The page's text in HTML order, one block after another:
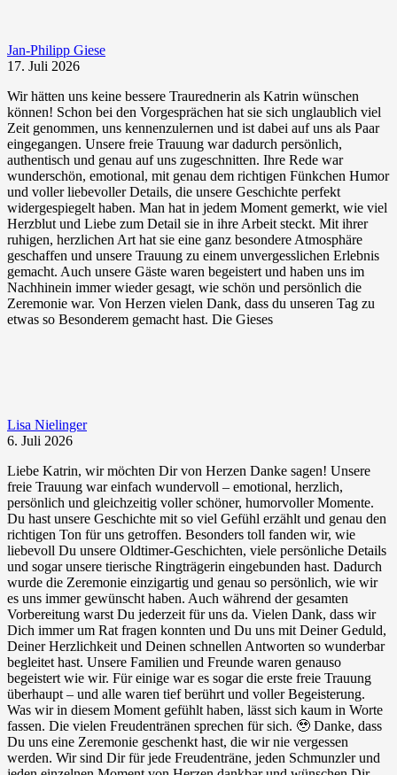
Jan-Philipp Giese
17. Juli 2026
Wir hätten uns keine bessere Traurednerin als Katrin wünschen
können! Schon bei den Vorgesprächen hat sie sich unglaublich viel
Zeit genommen, uns kennenzulernen und ist dabei auf uns als Paar
eingegangen. Unsere freie Trauung war dadurch persönlich,
authentisch und genau auf uns zugeschnitten. Ihre Rede war
wunderschön, emotional, mit genau dem richtigen Fünkchen Humor
und voller liebevoller Details, die unsere Geschichte perfekt
widergespiegelt haben. Man hat in jedem Moment gemerkt, wie viel
Herzblut und Liebe zum Detail sie in ihre Arbeit steckt. Mit ihrer
ruhigen, herzlichen Art hat sie eine ganz besondere Atmosphäre
geschaffen und unsere Trauung zu einem unvergesslichen Erlebnis
gemacht. Auch unsere Gäste waren begeistert und haben uns im
Nachhinein immer wieder gesagt, wie schön und persönlich die
Zeremonie war. Von Herzen vielen Dank, dass du unseren Tag zu
etwas so Besonderem gemacht hast. Die Gieses
Lisa Nielinger
6. Juli 2026
Liebe Katrin, wir möchten Dir von Herzen Danke sagen! Unsere
freie Trauung war einfach wundervoll – emotional, herzlich,
persönlich und gleichzeitig voller schöner, humorvoller Momente.
Du hast unsere Geschichte mit so viel Gefühl erzählt und genau den
richtigen Ton für uns getroffen. Besonders toll fanden wir, wie
liebevoll Du unsere Oldtimer-Geschichten, viele persönliche Details
und sogar unsere tierische Ringträgerin eingebunden hast. Dadurch
wurde die Zeremonie einzigartig und genau so persönlich, wie wir
es uns immer gewünscht haben. Auch während der gesamten
Vorbereitung warst Du jederzeit für uns da. Vielen Dank, dass wir
Dich immer um Rat fragen konnten und Du uns mit Deiner Geduld,
Deiner Herzlichkeit und Deinen schnellen Antworten so wunderbar
begleitet hast. Unsere Familien und Freunde waren genauso
begeistert wie wir. Für einige war es sogar die erste freie Trauung
überhaupt – und alle waren tief berührt und voller Begeisterung.
Was wir in diesem Moment gefühlt haben, lässt sich kaum in Worte
fassen. Die vielen Freudentränen sprechen für sich. 🥹 Danke, dass
Du uns eine Zeremonie geschenkt hast, die wir nie vergessen
werden. Wir sind Dir für jede Freudenträne, jeden Schmunzler und